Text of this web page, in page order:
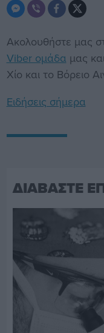
Ακολουθήστε μας
Viber ομάδα μας
Χίο και το Βόρειο
Ειδήσεις σήμερα
ΔΙΑΒΑΣΤΕ